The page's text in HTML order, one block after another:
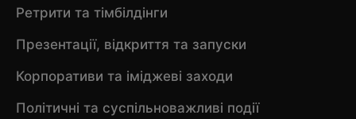
Ретрити та тімбілдінги
Презентації, відкриття та запуски
Корпоративи та іміджеві заходи
Політичні та суспільноважливі події